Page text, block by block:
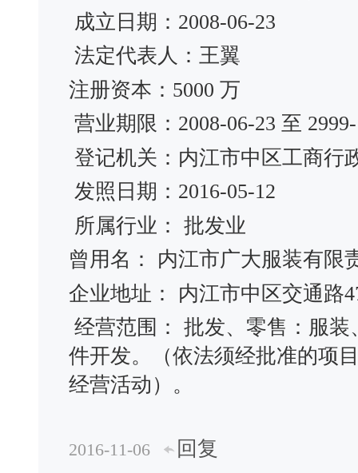
成立日期：2008-06-23
法定代表人：王翼
注册资本：5000 万
营业期限：2008-06-23 至
登记机关：内江市中区工商行
发照日期：2016-05-12
所属行业： 批发业
曾用名： 内江市广大服装有
企业地址： 内江市中区交通路
经营范围： 批发、零售：服
件开发。（依法须经批准的项
经营活动）。
2016-11-06
回复